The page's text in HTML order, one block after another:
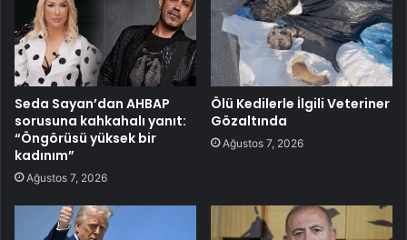
Seda Sayan’dan AHBAP
sorusuna kahkahalı yanıt:
“Öngörüsü yüksek bir
kadınım”
Ağustos 7, 2026
Ölü Kedilerle İlgili Veteriner
Gözaltında
Ağustos 7, 2026